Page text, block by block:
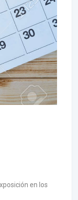
en los